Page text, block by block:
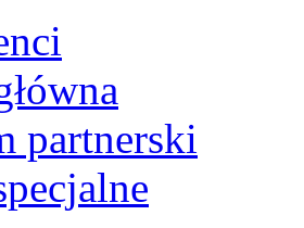
partnerski